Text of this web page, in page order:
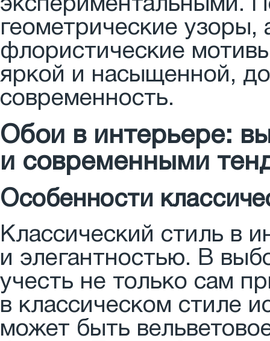
экспериментальными.
геометрические узоры,
флористические
яркой и насыщенной,
современность.
Обои в интерьере:
и современными
Особенности
Классический стиль в
и элегантностью. В
учесть не только сам
в классическом стиле
может быть